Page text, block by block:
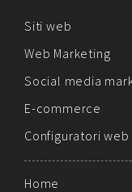
Siti web
Web Marketing
Social media
E-commerce
Configuratori web
Home